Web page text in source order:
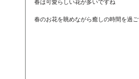
春は可愛らしい花が多いですね
春のお花を眺めながら癒しの時間を過